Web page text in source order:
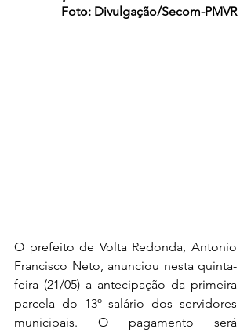
Foto: Divulgação/Secom-PMVR
O prefeito de Volta Redonda, Antonio
Francisco Neto, anunciou nesta quinta-
feira (21/05) a antecipação da primeira
parcela do 13º salário dos servidores
municipais. O pagamento será